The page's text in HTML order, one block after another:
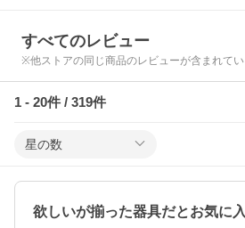
すべてのレビュー
※他ストアの同じ商品のレビューが含まれてい
1 - 20件 / 319件
星の数